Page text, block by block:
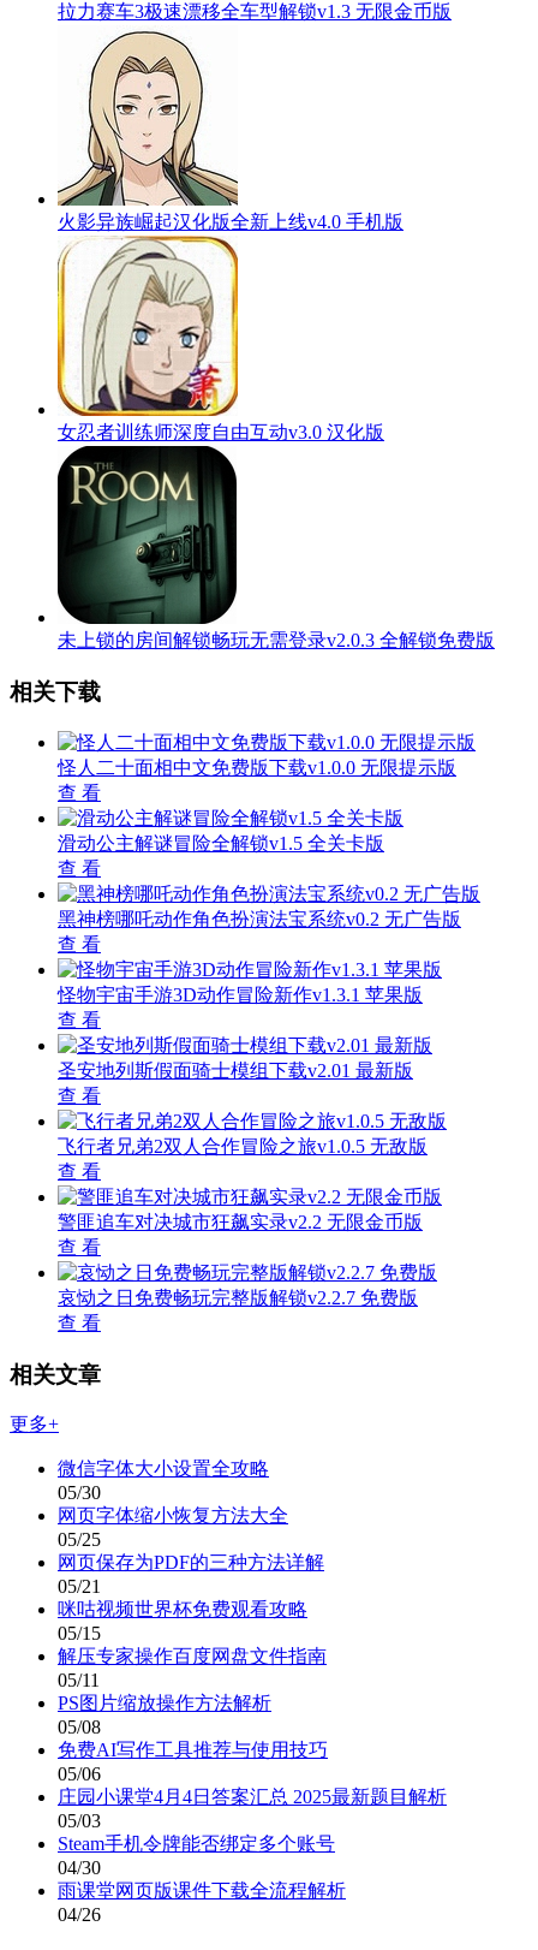
拉力赛车3极速漂移全车型解锁v1.3 无限金币版
火影异族崛起汉化版全新上线v4.0 手机版
女忍者训练师深度自由互动v3.0 汉化版
未上锁的房间解锁畅玩无需登录v2.0.3 全解锁免费版
相关下载
怪人二十面相中文免费版下载v1.0.0 无限提示版
查 看
滑动公主解谜冒险全解锁v1.5 全关卡版
查 看
黑神榜哪吒动作角色扮演法宝系统v0.2 无广告版
查 看
怪物宇宙手游3D动作冒险新作v1.3.1 苹果版
查 看
圣安地列斯假面骑士模组下载v2.01 最新版
查 看
飞行者兄弟2双人合作冒险之旅v1.0.5 无敌版
查 看
警匪追车对决城市狂飙实录v2.2 无限金币版
查 看
哀恸之日免费畅玩完整版解锁v2.2.7 免费版
查 看
相关文章
更多+
微信字体大小设置全攻略
05/30
网页字体缩小恢复方法大全
05/25
网页保存为PDF的三种方法详解
05/21
咪咕视频世界杯免费观看攻略
05/15
解压专家操作百度网盘文件指南
05/11
PS图片缩放操作方法解析
05/08
免费AI写作工具推荐与使用技巧
05/06
庄园小课堂4月4日答案汇总 2025最新题目解析
05/03
Steam手机令牌能否绑定多个账号
04/30
雨课堂网页版课件下载全流程解析
04/26